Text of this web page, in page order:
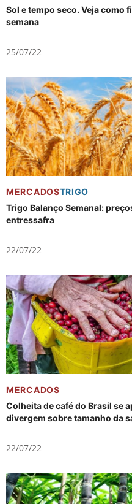
Sol e tempo seco. Veja como
semana
25/07/22
MERCADOSTRIGO
Trigo Balanço Semanal:
entressafra
22/07/22
MERCADOS
Colheita de café do Brasil se
divergem sobre tamanho da
22/07/22